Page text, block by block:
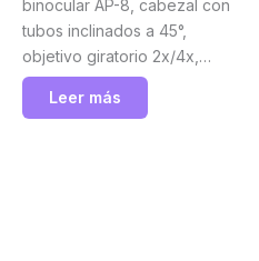
binocular AP-8, cabezal con
tubos inclinados a 45°,
objetivo giratorio 2x/4x,
aumento 20x/40x,
iluminación incidente y
Leer más